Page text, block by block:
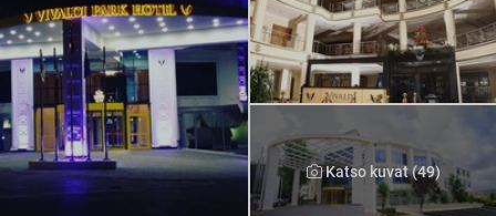
Katso kuvat (49)